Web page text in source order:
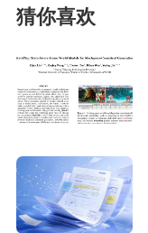
猜你喜欢